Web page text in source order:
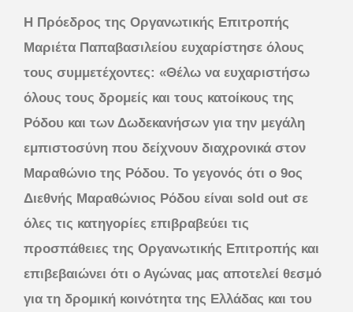
Η Πρόεδρος της Οργανωτικής Επιτροπής
Μαριέτα Παπαβασιλείου ευχαρίστησε όλους
τους συμμετέχοντες: «Θέλω να ευχαριστήσω
όλους τους δρομείς και τους κατοίκους της
Ρόδου και των Δωδεκανήσων για την μεγάλη
εμπιστοσύνη που δείχνουν διαχρονικά στον
Μαραθώνιο της Ρόδου. Το γεγονός ότι ο 9ος
Διεθνής Μαραθώνιος Ρόδου είναι sold out σε
όλες τις κατηγορίες επιβραβεύει τις
προσπάθειες της Οργανωτικής Επιτροπής και
επιβεβαιώνει ότι ο Αγώνας μας αποτελεί θεσμό
για τη δρομική κοινότητα της Ελλάδας και του